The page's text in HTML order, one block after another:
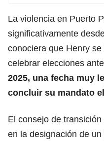
La violencia en Puerto
significativamente
conociera que Henry
celebrar elecciones
2025, una fecha muy
concluir su mandato
El consejo de
en la designación de